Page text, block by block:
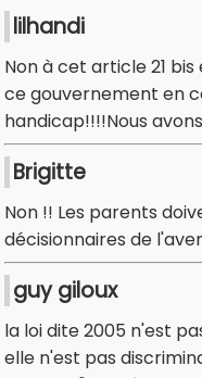
lilhandi
Non à cet article 21
ce gouvernement en
handicap!!!!Nous
Brigitte
Non !! Les parents
décisionnaires de
guy giloux
la loi dite 2005 n'est
elle n'est pas